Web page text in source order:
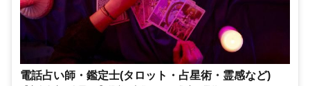
電話占い師・鑑定士(タロット・占星術・霊感など)